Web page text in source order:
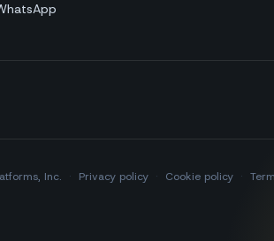
Inc. · Privacy policy · Cookie policy ·